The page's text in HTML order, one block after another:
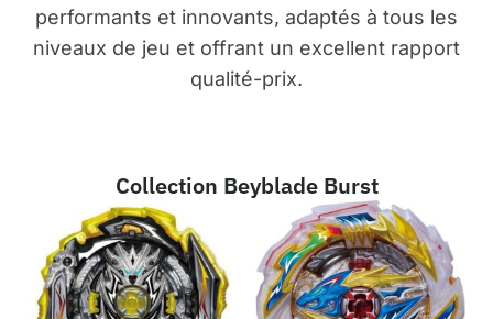
performants et innovants, adaptés à tous les
niveaux de jeu et offrant un excellent rapport
qualité-prix.
Collection Beyblade Burst